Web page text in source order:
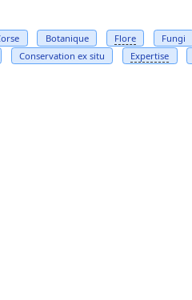
Botanique Flore Fungi
Conservation ex situ Expertise